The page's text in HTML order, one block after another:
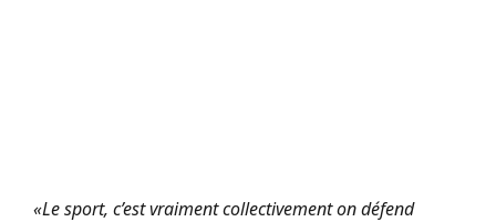
«Le sport, c’est vraiment collectivement on défend